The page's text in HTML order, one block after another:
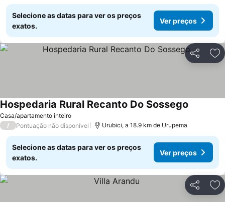
Selecione as datas para ver os preços
exatos.
Ver preços
Partilhar
Casa/apartamento inteiro
Hospedaria Rural Recanto Do Sossego
/ Pontuação não disponível Urubici, a 18.9 km de Urupema
Selecione as datas para ver os preços
exatos.
Ver preços
Partilhar